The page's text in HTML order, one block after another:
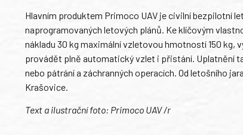
Hlavním produktem Primoco UAV je civilní bezpilotní
naprogramovaných letových plánů. Ke klíčovým
nákladu 30 kg maximální vzletovou hmotností 150 kg,
provádět plně automatický vzlet i přistání. Uplatnění
nebo pátrání a záchranných operacích. Od letošního
Krašovice.
Text a ilustrační foto: Primoco UAV /r